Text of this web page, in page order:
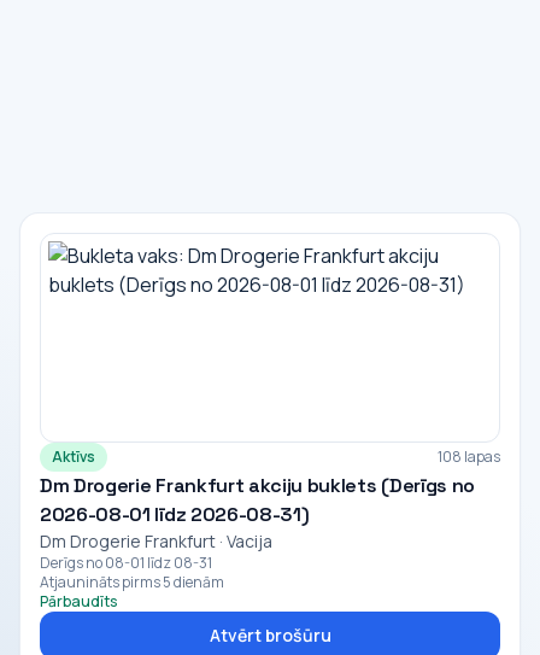
Aktīvs 108 lapas
Dm Drogerie Frankfurt akciju buklets (Derīgs no
2026-08-01 līdz 2026-08-31)
Dm Drogerie Frankfurt · Vacija
Derīgs no 08-01 līdz 08-31
Atjaunināts pirms 5 dienām
Pārbaudīts
Atvērt brošūru